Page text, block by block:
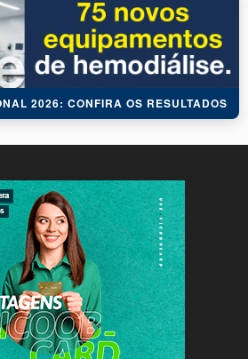
2026: CONFIRA OS RESULTADOS